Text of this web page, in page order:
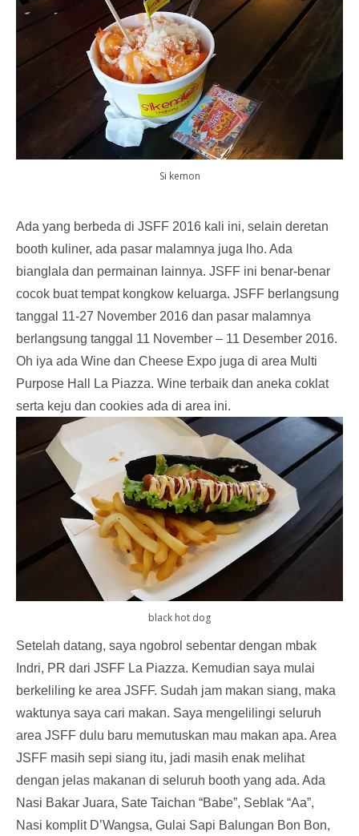
Si kemon
Ada yang berbeda di JSFF 2016 kali ini, selain deretan
booth kuliner, ada pasar malamnya juga lho. Ada
bianglala dan permainan lainnya. JSFF ini benar-benar
cocok buat tempat kongkow keluarga. JSFF berlangsung
tanggal 11-27 November 2016 dan pasar malamnya
berlangsung tanggal 11 November – 11 Desember 2016.
Oh iya ada Wine dan Cheese Expo juga di area Multi
Purpose Hall La Piazza. Wine terbaik dan aneka coklat
serta keju dan cookies ada di area ini.
black hot dog
Setelah datang, saya ngobrol sebentar dengan mbak
Indri, PR dari JSFF La Piazza. Kemudian saya mulai
berkeliling ke area JSFF. Sudah jam makan siang, maka
waktunya saya cari makan. Saya mengelilingi seluruh
area JSFF dulu baru memutuskan mau makan apa. Area
JSFF masih sepi siang itu, jadi masih enak melihat
dengan jelas makanan di seluruh booth yang ada. Ada
Nasi Bakar Juara, Sate Taichan “Babe”, Seblak “Aa”,
Nasi komplit D’Wangsa, Gulai Sapi Balungan Bon Bon,